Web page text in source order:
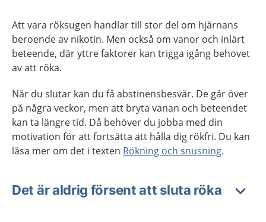
Att vara röksugen handlar till stor del om hjärnans
beroende av nikotin. Men också om vanor och inlärt
beteende, där yttre faktorer kan trigga igång behovet
av att röka.
När du slutar kan du få abstinensbesvär. De går över
på några veckor, men att bryta vanan och beteendet
kan ta längre tid. Då behöver du jobba med din
motivation för att fortsätta att hålla dig rökfri. Du kan
läsa mer om det i texten Rökning och snusning.
Det är aldrig försent att sluta röka